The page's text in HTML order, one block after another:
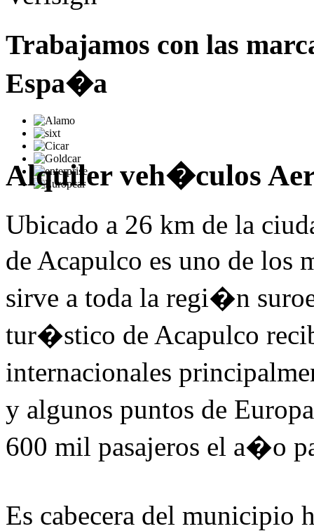
Trabajamos con las
Espa�a
Alquiler veh�culos
Ubicado a 26 km de la
de Acapulco es uno de
sirve a toda la regi�n
tur�stico de Acapulco
internacionales
y algunos puntos de
600 mil pasajeros el a�o
Es cabecera del